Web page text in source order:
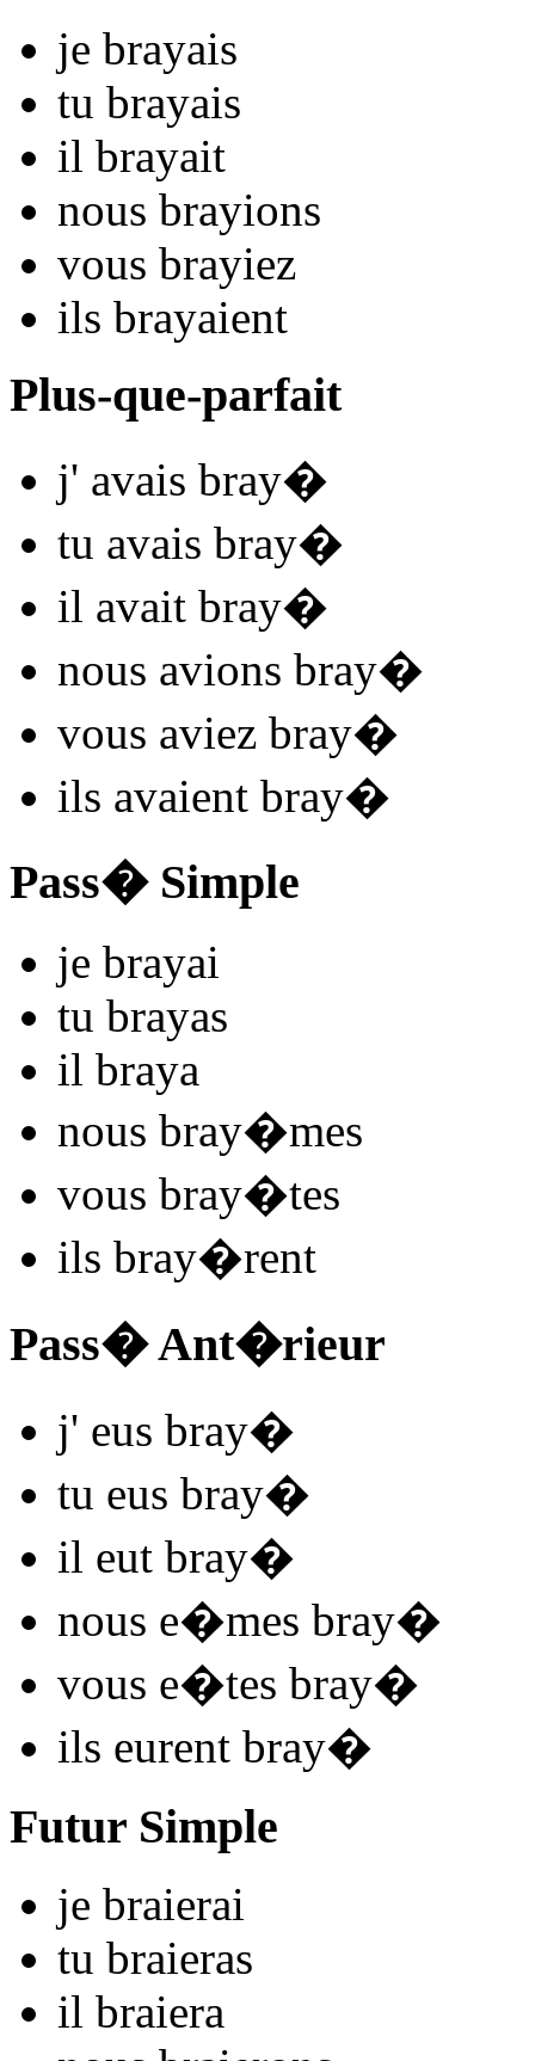
je brayais
tu brayais
il brayait
nous brayions
vous brayiez
ils brayaient
Plus-que-parfait
j' avais bray�
tu avais bray�
il avait bray�
nous avions bray�
vous aviez bray�
ils avaient bray�
Pass� Simple
je brayai
tu brayas
il braya
nous bray�mes
vous bray�tes
ils bray�rent
Pass� Ant�rieur
j' eus bray�
tu eus bray�
il eut bray�
nous e�mes bray�
vous e�tes bray�
ils eurent bray�
Futur Simple
je braierai
tu braieras
il braiera